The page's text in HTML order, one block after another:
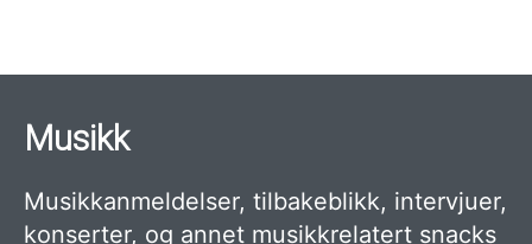
Musikk
Musikkanmeldelser, tilbakeblikk, intervjuer,
konserter, og annet musikkrelatert snacks